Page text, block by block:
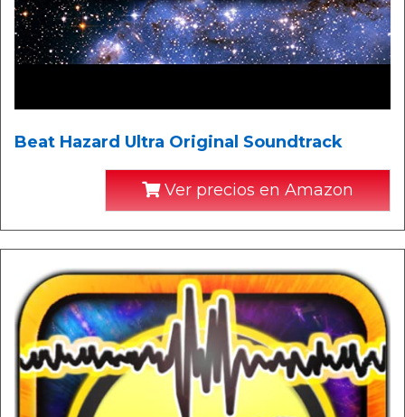
Beat Hazard Ultra Original Soundtrack
Ver precios en Amazon